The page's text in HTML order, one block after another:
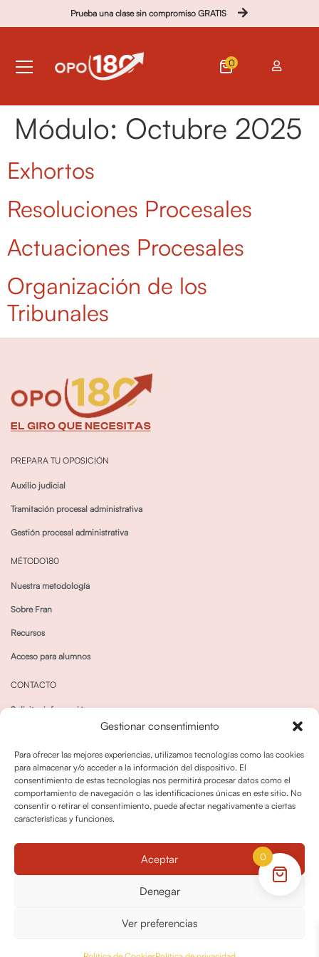
Gestionar consentimiento
Para ofrecer las mejores experiencias, utilizamos tecnologías como las cookies
para almacenar y/o acceder a la información del dispositivo. El
consentimiento de estas tecnologías nos permitirá procesar datos como el
comportamiento de navegación o las identificaciones únicas en este sitio. No
consentir o retirar el consentimiento, puede afectar negativamente a ciertas
características y funciones.
Aceptar
Denegar
Ver preferencias
Prueba una clase sin compromiso GRATIS
0
Módulo: Octubre 2025
Exhortos
Resoluciones Procesales
Actuaciones Procesales
Organización de los
Tribunales
PREPARA TU OPOSICIÓN
Auxilio judicial
Tramitación procesal administrativa
Gestión procesal administrativa
MÉTODO180
Nuestra metodología
Sobre Fran
Recursos
Acceso para alumnos
CONTACTO
Solicitar información
Política de cookies
Política dedevoluciones y cancelaciones
© OPO180 2026 Todos los derechos reservados
0